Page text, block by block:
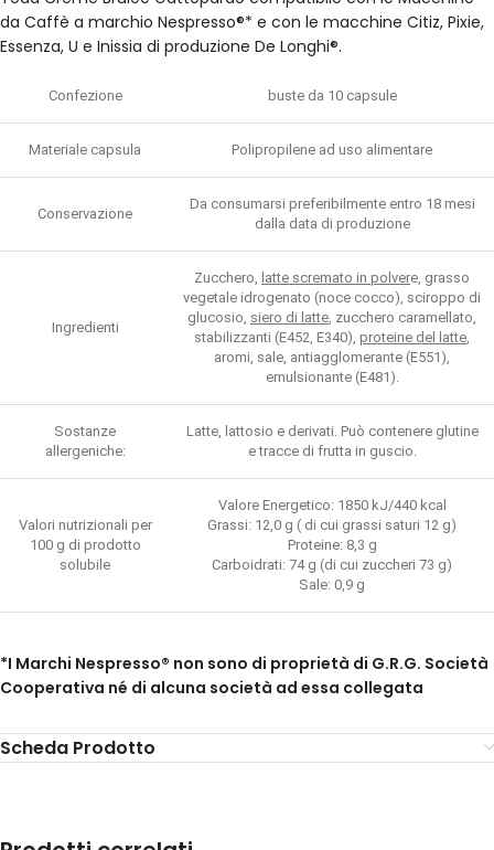
da Caffè a marchio Nespresso®* e con le macchine Citiz, Pixie,
Essenza, U e Inissia di produzione De Longhi®.
Confezione buste da 10 capsule
Materiale capsula Polipropilene ad uso alimentare
Conservazione
Da consumarsi preferibilmente entro 18 mesi
dalla data di produzione
Ingredienti
Zucchero, latte scremato in polvere, grasso
vegetale idrogenato (noce cocco), sciroppo di
glucosio, siero di latte, zucchero caramellato,
stabilizzanti (E452, E340), proteine del latte,
aromi, sale, antiagglomerante (E551),
emulsionante (E481).
Sostanze
allergeniche:
Latte, lattosio e derivati. Può contenere glutine
e tracce di frutta in guscio.
Valori nutrizionali per
100 g di prodotto
solubile
Valore Energetico: 1850 kJ/440 kcal
Grassi: 12,0 g ( di cui grassi saturi 12 g)
Proteine: 8,3 g
Carboidrati: 74 g (di cui zuccheri 73 g)
Sale: 0,9 g
*I Marchi Nespresso® non sono di proprietà di G.R.G. Società
Cooperativa né di alcuna società ad essa collegata
Scheda Prodotto